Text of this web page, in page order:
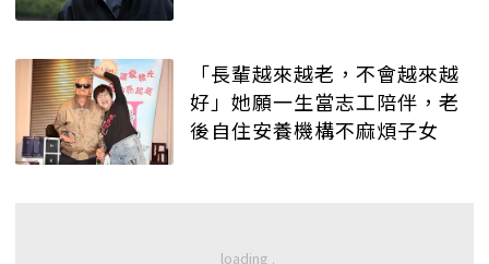
「長輩越來越老，不會越來越
好」她願一生當志工陪伴，老
後自住安養機構不麻煩子女